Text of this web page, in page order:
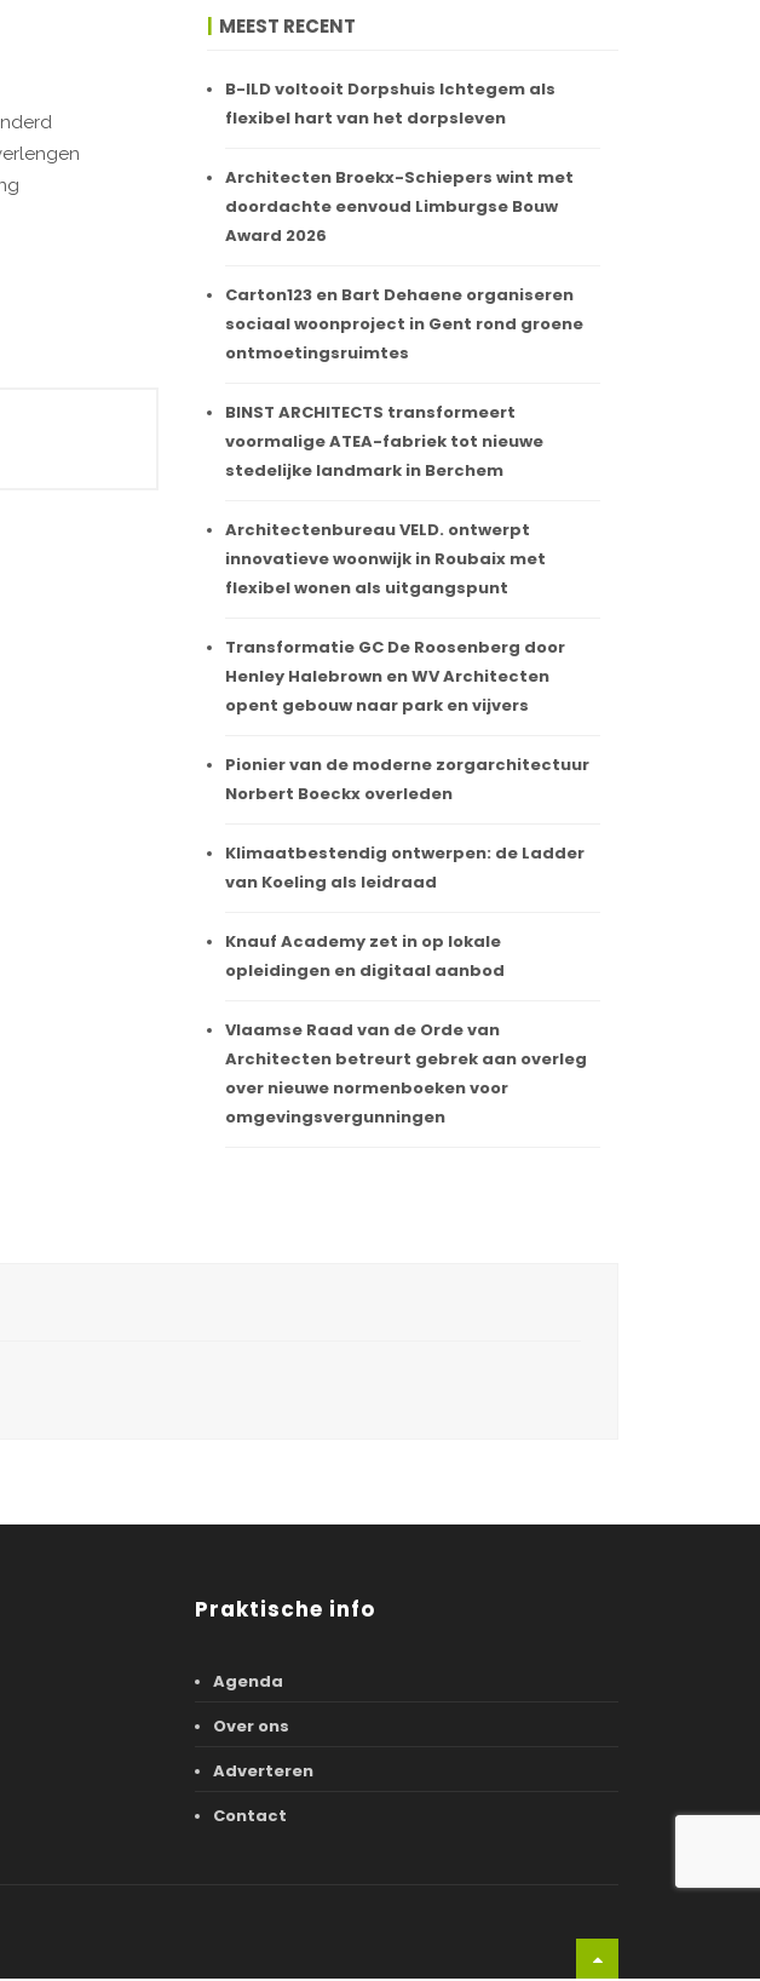
MEEST RECENT
B-ILD voltooit Dorpshuis Ichtegem als
flexibel hart van het dorpsleven
Architecten Broekx-Schiepers wint met
doordachte eenvoud Limburgse Bouw
Award 2026
Carton123 en Bart Dehaene organiseren
sociaal woonproject in Gent rond groene
ontmoetingsruimtes
BINST ARCHITECTS transformeert
voormalige ATEA-fabriek tot nieuwe
stedelijke landmark in Berchem
Architectenbureau VELD. ontwerpt
innovatieve woonwijk in Roubaix met
flexibel wonen als uitgangspunt
Transformatie GC De Roosenberg door
Henley Halebrown en WV Architecten
opent gebouw naar park en vijvers
Pionier van de moderne zorgarchitectuur
Norbert Boeckx overleden
Klimaatbestendig ontwerpen: de Ladder
van Koeling als leidraad
Knauf Academy zet in op lokale
opleidingen en digitaal aanbod
Vlaamse Raad van de Orde van
Architecten betreurt gebrek aan overleg
over nieuwe normenboeken voor
omgevingsvergunningen
Praktische info
Agenda
Over ons
Adverteren
Contact